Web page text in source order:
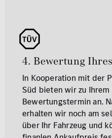
4. Bewertung
In Kooperation mit der
Süd bieten wir zu
Bewertungstermin an.
erhalten wir noch am
über Ihr Fahrzeug und